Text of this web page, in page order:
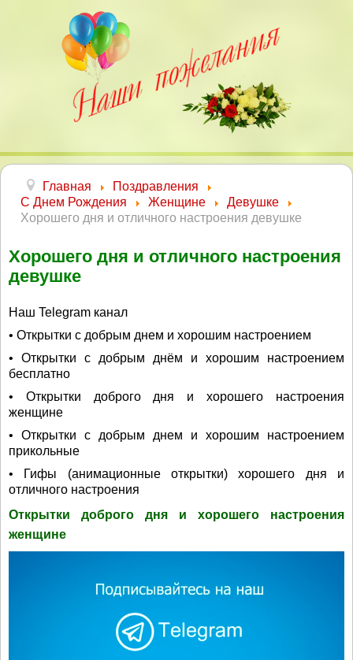
Главная
Поздравления
С Днем Рождения
Женщине
Девушке
Хорошего дня и отличного настроения девушке
Хорошего дня и отличного настроения
девушке
Наш Telegram канал
• Открытки с добрым днем и хорошим настроением
• Открытки с добрым днём и хорошим настроением
бесплатно
• Открытки доброго дня и хорошего настроения
женщине
• Открытки с добрым днем и хорошим настроением
прикольные
• Гифы (анимационные открытки) хорошего дня и
отличного настроения
Открытки доброго дня и хорошего настроения
женщине